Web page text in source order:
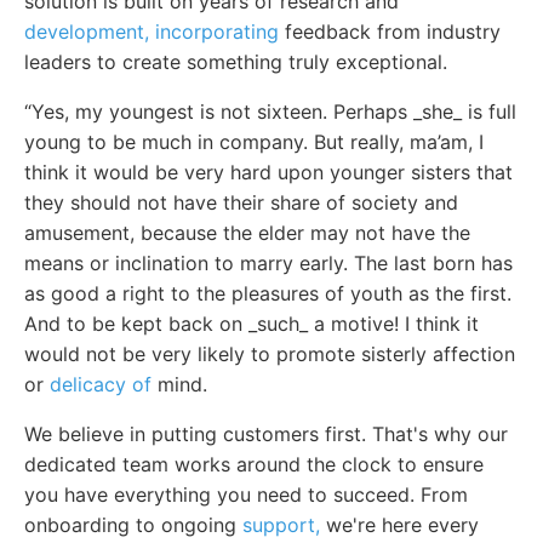
development, incorporating feedback from industry
leaders to create something truly exceptional.
“Yes, my youngest is not sixteen. Perhaps _she_ is full
young to be much in company. But really, ma’am, I
think it would be very hard upon younger sisters that
they should not have their share of society and
amusement, because the elder may not have the
means or inclination to marry early. The last born has
as good a right to the pleasures of youth as the first.
And to be kept back on _such_ a motive! I think it
would not be very likely to promote sisterly affection
or delicacy of mind.
We believe in putting customers first. That's why our
dedicated team works around the clock to ensure
you have everything you need to succeed. From
onboarding to ongoing support, we're here every